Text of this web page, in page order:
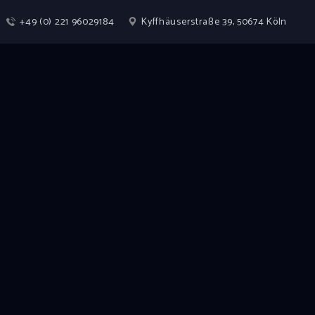
+49 (0) 221 96029184 Kyffhäuserstraße 39, 50674 Köln